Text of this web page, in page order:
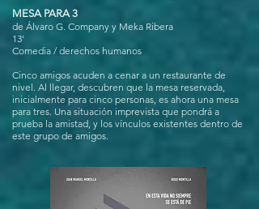
MESA PARA 3
de Álvaro G. Company y Meka Ribera
13'
Comedia / derechos humanos
Cinco amigos acuden a cenar a un restaurante de
nivel. Al llegar, descubren que la mesa reservada,
inicialmente para cinco personas, es ahora una mesa
para tres. Una situación imprevista que pondrá a
prueba la amistad, y los vínculos existentes dentro de
este grupo de amigos.